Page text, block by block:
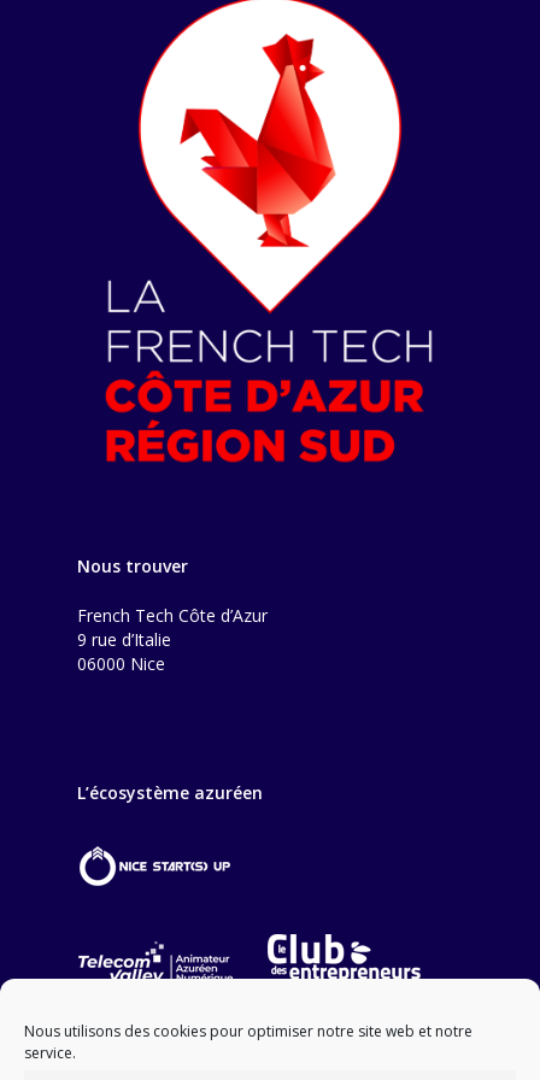
Nous utilisons des cookies pour optimiser notre site web et notre
service.
Nous trouver
French Tech Côte d’Azur
9 rue d’Italie
06000 Nice
L’écosystème azuréen